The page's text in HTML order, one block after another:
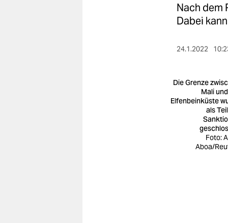
Nach dem
Dabei
24.1.2022
Die Grenze
Mali
Elfenbeinküste
als
Foto:
Aboa/